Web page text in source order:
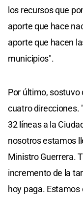
los recursos que
aporte que hace
aporte que hacen
municipios".
Por último, sostuvo
cuatro direcciones.
32 líneas a la
nosotros estamos
Ministro Guerrera.
incremento de la
hoy paga.